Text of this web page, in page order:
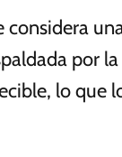
considera
por la
lo que